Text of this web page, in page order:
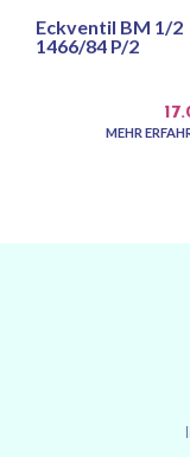
Eckventil BM 1/2
1466/84 P/2
MEHR